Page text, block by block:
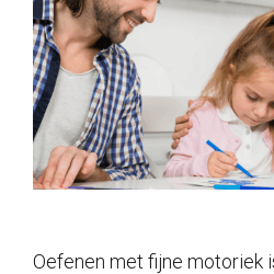
Oefenen met fijne motoriek